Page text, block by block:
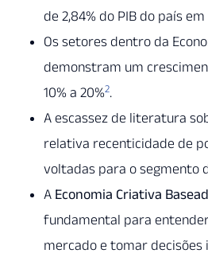
de 2,84% do PIB do país em
Os setores dentro da
demonstram um
10% a 20%2.
A escassez de literatura
relativa recenticidade de
voltadas para o segmento
A Economia Criativa
fundamental para
mercado e tomar decisões